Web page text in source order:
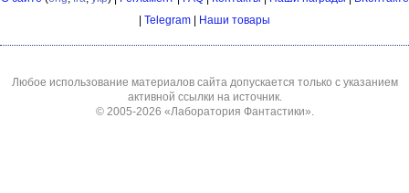
Telegram Наши товары
Любое использование материалов сайта допускается только с указанием
активной ссылки на источник.
© 2005-2026 «Лаборатория Фантастики».